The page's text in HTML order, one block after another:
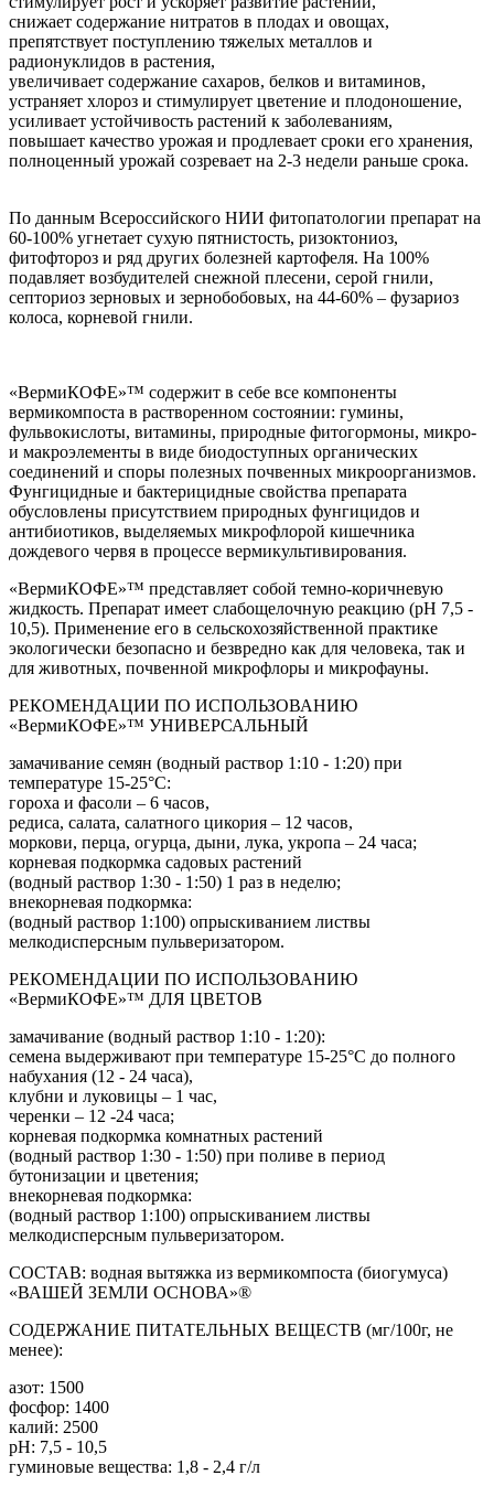
снижает содержание нитратов в плодах и овощах,
препятствует поступлению тяжелых металлов и
радионуклидов в растения,
увеличивает содержание сахаров, белков и витаминов,
устраняет хлороз и стимулирует цветение и плодоношение,
усиливает устойчивость растений к заболеваниям,
повышает качество урожая и продлевает сроки его хранения,
полноценный урожай созревает на 2-3 недели раньше срока.
По данным Всероссийского НИИ фитопатологии препарат на
60-100% угнетает сухую пятнистость, ризоктониоз,
фитофтороз и ряд других болезней картофеля. На 100%
подавляет возбудителей снежной плесени, серой гнили,
септориоз зерновых и зернобобовых, на 44-60% – фузариоз
колоса, корневой гнили.
«ВермиКОФЕ»™ содержит в себе все компоненты
вермикомпоста в растворенном состоянии: гумины,
фульвокислоты, витамины, природные фитогормоны, микро-
и макроэлементы в виде биодоступных органических
соединений и споры полезных почвенных микроорганизмов.
Фунгицидные и бактерицидные свойства препарата
обусловлены присутствием природных фунгицидов и
антибиотиков, выделяемых микрофлорой кишечника
дождевого червя в процессе вермикультивирования.
«ВермиКОФЕ»™ представляет собой темно-коричневую
жидкость. Препарат имеет слабощелочную реакцию (pH 7,5 -
10,5). Применение его в сельскохозяйственной практике
экологически безопасно и безвредно как для человека, так и
для животных, почвенной микрофлоры и микрофауны.
РЕКОМЕНДАЦИИ ПО ИСПОЛЬЗОВАНИЮ
«ВермиКОФЕ»™ УНИВЕРСАЛЬНЫЙ
замачивание семян (водный раствор 1:10 - 1:20) при
температуре 15-25°С:
гороха и фасоли – 6 часов,
редиса, салата, салатного цикория – 12 часов,
моркови, перца, огурца, дыни, лука, укропа – 24 часа;
корневая подкормка садовых растений
(водный раствор 1:30 - 1:50) 1 раз в неделю;
внекорневая подкормка:
(водный раствор 1:100) опрыскиванием листвы
мелкодисперсным пульверизатором.
РЕКОМЕНДАЦИИ ПО ИСПОЛЬЗОВАНИЮ
«ВермиКОФЕ»™ ДЛЯ ЦВЕТОВ
замачивание (водный раствор 1:10 - 1:20):
семена выдерживают при температуре 15-25°С до полного
набухания (12 - 24 часа),
клубни и луковицы – 1 час,
черенки – 12 -24 часа;
корневая подкормка комнатных растений
(водный раствор 1:30 - 1:50) при поливе в период
бутонизации и цветения;
внекорневая подкормка:
(водный раствор 1:100) опрыскиванием листвы
мелкодисперсным пульверизатором.
СОСТАВ: водная вытяжка из вермикомпоста (биогумуса)
«ВАШЕЙ ЗЕМЛИ ОСНОВА»®
СОДЕРЖАНИЕ ПИТАТЕЛЬНЫХ ВЕЩЕСТВ (мг/100г, не
менее):
азот: 1500
фосфор: 1400
калий: 2500
pH: 7,5 - 10,5
гуминовые вещества: 1,8 - 2,4 г/л